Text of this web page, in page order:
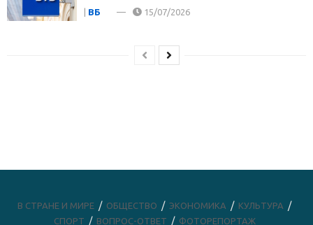
ВБ 15/07/2026
В СТРАНЕ И МИРЕ ОБЩЕСТВО ЭКОНОМИКА
КУЛЬТУРА
СПОРТ
ВОПРОС-ОТВЕТ ФОТОРЕПОРТАЖ